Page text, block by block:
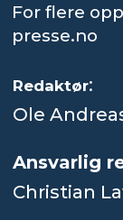
For flere
presse.no
Redaktør:
Ole
Ansvarlig
Christian